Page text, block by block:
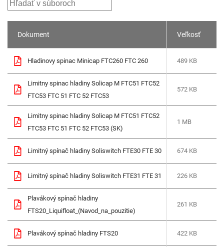
Dokument Veľkosť
Hladinovy spinac Minicap FTC260 FTC 260 489 KB
Limitny spinac hladiny Solicap M FTC51 FTC52
FTC53 FTC 51 FTC 52 FTC53
572 KB
Limitny spinac hladiny Solicap M FTC51 FTC52
FTC53 FTC 51 FTC 52 FTC53 (SK)
1 MB
Limitný spínač hladiny Soliswitch FTE30 FTE 30 674 KB
Limitný spínač hladiny Soliswitch FTE31 FTE 31 226 KB
Plavákový spínač hladiny
FTS20_Liquifloat_(Navod_na_pouzitie)
261 KB
Plavákový spínač hladiny FTS20 422 KB